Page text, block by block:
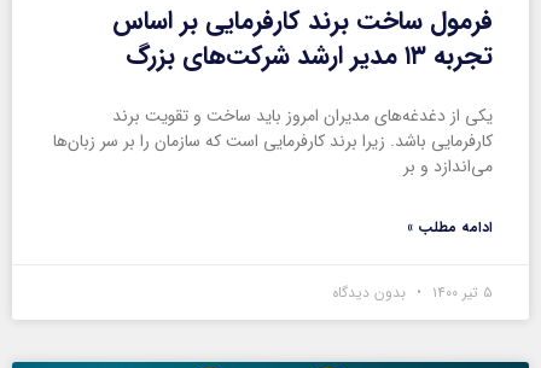
فرمول ساخت برند کارفرمایی بر اساس
تجربه ۱۳ مدیر ارشد شرکت‌های بزرگ
یکی از دغدغه‌های مدیران امروز باید ساخت و تقویت برند
کارفرمایی باشد. زیرا برند کارفرمایی است که سازمان را بر سر زبان‌ها
می‌اندازد و بر
ادامه مطلب »
۵ تیر ۱۴۰۰ بدون دیدگاه